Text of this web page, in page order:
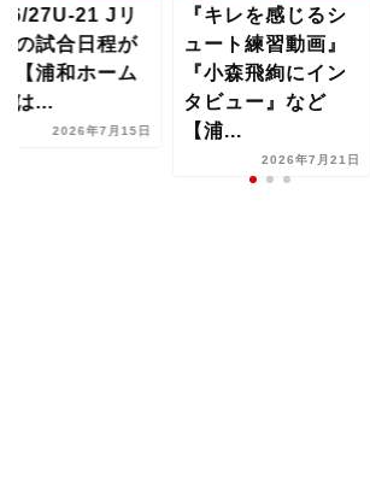
27U-21 Jリ
の試合日程が
【浦和ホーム
は...
2026年7月15日
『キレを感じるシ
ュート練習動画』
『小森飛絢にイン
タビュー』など
【浦...
2026年7月21日